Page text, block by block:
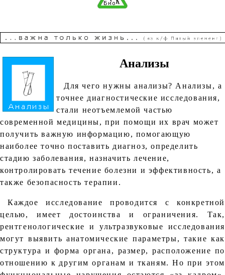
Анализы
Для чего нужны анализы? Анализы, а
точнее диагностические исследования,
стали неотъемлемой частью
современной медицины, при помощи их врач может
получить важную информацию, помогающую
наиболее точно поставить диагноз, определить
стадию заболевания, назначить лечение,
контролировать течение болезни и эффективность, а
также безопасность терапии.
Каждое исследование проводится с конкретной
целью, имеет достоинства и ограничения. Так,
рентгенологические и ультразвуковые исследования
могут выявить анатомические параметры, такие как
структура и форма органа, размер, расположение по
отношению к другим органам и тканям. Но при этом